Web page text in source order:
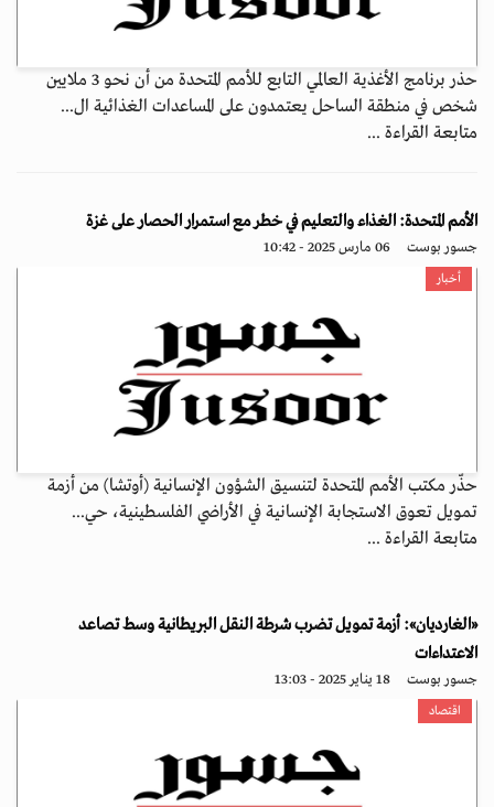
حذر برنامج الأغذية العالمي التابع للأمم المتحدة من أن نحو 3 ملايين
شخص في منطقة الساحل يعتمدون على المساعدات الغذائية ال...
متابعة القراءة ...
الأمم المتحدة: الغذاء والتعليم في خطر مع استمرار الحصار على غزة
جسور بوست 06 مارس 2025 - 10:42
أخبار
حذّر مكتب الأمم المتحدة لتنسيق الشؤون الإنسانية (أوتشا) من أزمة
تمويل تعوق الاستجابة الإنسانية في الأراضي الفلسطينية، حي...
متابعة القراءة ...
«الغارديان»: أزمة تمويل تضرب شرطة النقل البريطانية وسط تصاعد
الاعتداءات
جسور بوست 18 يناير 2025 - 13:03
اقتصاد